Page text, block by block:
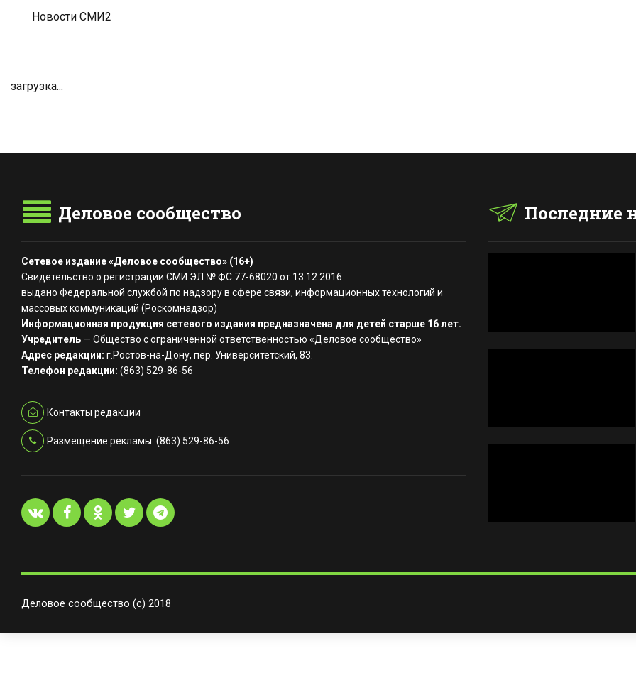
Новости СМИ2
загрузка...
Деловое сообщество
Сетевое издание «Деловое сообщество» (16+)
Свидетельство о регистрации СМИ ЭЛ № ФС 77-68020 от 13.12.2016
выдано Федеральной службой по надзору в сфере связи, информационных технологий и
массовых коммуникаций (Роскомнадзор)
Информационная продукция сетевого издания предназначена для детей старше 16 лет.
Учредитель — Общество с ограниченной ответственностью «Деловое сообщество»
Адрес редакции: г.Ростов-на-Дону, пер. Университетский, 83.
Телефон редакции: (863) 529-86-56
Контакты редакции
Размещение рекламы: (863) 529-86-56
Последние
Деловое сообщество (с) 2018